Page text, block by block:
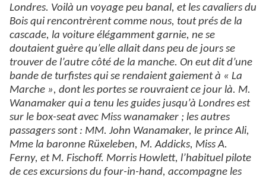
Londres. Voilà un voyage peu banal, et les cavaliers du
Bois qui rencontrèrent comme nous, tout prés de la
cascade, la voiture élégamment garnie, ne se
doutaient guère qu’elle allait dans peu de jours se
trouver de l’autre côté de la manche. On eut dit d’une
bande de turfistes qui se rendaient gaiement à « La
Marche », dont les portes se rouvraient ce jour là. M.
Wanamaker qui a tenu les guides jusqu’à Londres est
sur le box-seat avec Miss wanamaker ; les autres
passagers sont : MM. John Wanamaker, le prince Ali,
Mme la baronne Rüxeleben, M. Addicks, Miss A.
Ferny, et M. Fischoff. Morris Howlett, l’habituel pilote
de ces excursions du four-in-hand, accompagne les